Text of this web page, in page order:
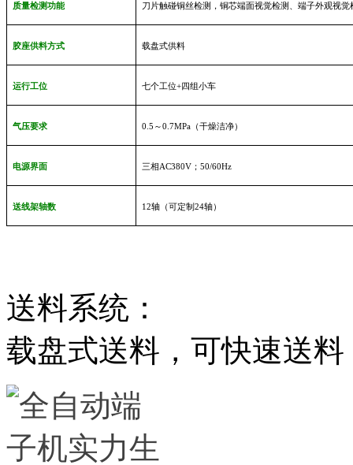
质量检测功能 刀片触碰铜丝检测，铜芯端面视觉检测、端子外观视
胶座供料方式 载盘式供料
运行工位 七个工位+四组小车
气压要求 0.5 ～0.7MPa（干燥洁净）
电源界面 三相AC380V；50/60Hz
送线架轴数 12轴（可定制24轴）
送料系统：
载盘式送料，可快速送